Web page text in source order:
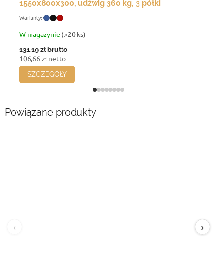
1550x800x300, udźwig 360 kg, 3 półki
W magazynie (>20 ks)
131,19 zł brutto
106,66 zł netto
SZCZEGÓŁY
Powiązane produkty
‹ ›